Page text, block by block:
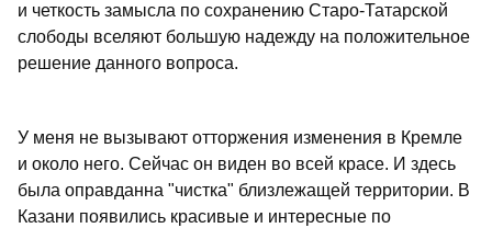
и четкость замысла по сохранению Старо-Татарской
слободы вселяют большую надежду на положительное
решение данного вопроса.
У меня не вызывают отторжения изменения в Кремле
и около него. Сейчас он виден во всей красе. И здесь
была оправданна "чистка" близлежащей территории. В
Казани появились красивые и интересные по